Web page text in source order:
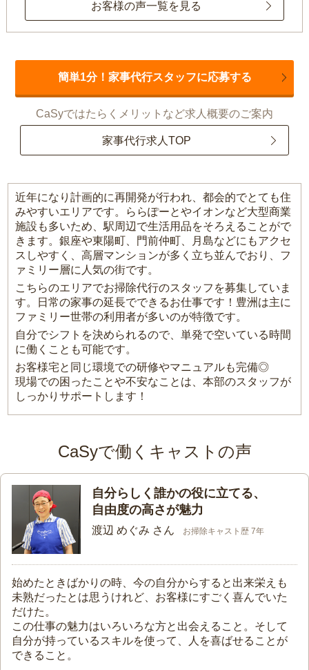
お客様の声一覧を見る
簡単1分！家事代行スタッフに応募する
CaSyではたらくメリットなど求人概要のご案内
家事代行求人TOP
近年になり計画的に再開発が行われ、都会的でとても住
みやすいエリアです。ららぽーとやイオンなど大型商業
施設も多いため、駅周辺で生活用品をそろえることがで
きます。銀座や東陽町、門前仲町、月島などにもアクセ
スしやすく、高層マンションが多く立ち並んでおり、フ
ァミリー層に人気の街です。
こちらのエリアでお掃除代行のスタッフを募集していま
す。日常の家事の延長でできるお仕事です！豊洲は主に
ファミリー世帯の利用者が多いのが特徴です。
自分でシフトを決められるので、単発で空いている時間
に働くことも可能です。
お客様宅と同じ環境での研修やマニュアルも完備◎
現場での困ったことや不安なことは、本部のスタッフが
しっかりサポートします！
CaSyで働くキャストの声
自分らしく誰かの役に立てる、
自由度の高さが魅力
渡辺 めぐみ さん お掃除キャスト歴 7年
始めたときばかりの時、今の自分からすると出来栄えも
未熟だったとは思うけれど、お客様にすごく喜んでいた
だけた。
この仕事の魅力はいろいろな方と出会えること。そして
自分が持っているスキルを使って、人を喜ばせることが
できること。